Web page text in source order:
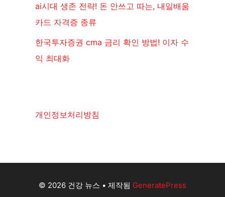
ai시대 생존 전략! 돈 안쓰고 따는, 내일배움
카드 자격증 종류
한국투자증권 cma 금리 확인 방법! 이자 수
익 최대화
개인정보처리방침
© 2026 건강 뉴스 • 제작됨 GeneratePress